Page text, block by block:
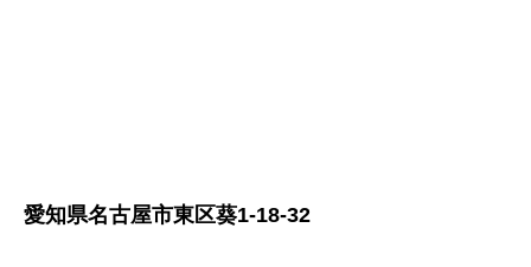
愛知県名古屋市東区葵1-18-32